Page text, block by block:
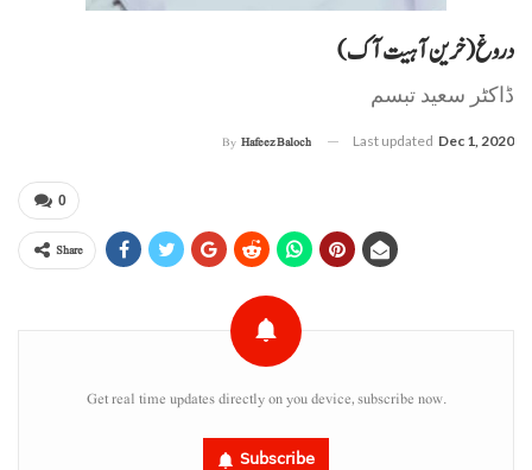
دروغ (خرین آ ہیت آک)
ڈاکٹر سعید تبسم
By Hafeez Baloch Last updated Dec 1, 2020
0
Share
Get real time updates directly on you device, subscribe now.
Subscribe